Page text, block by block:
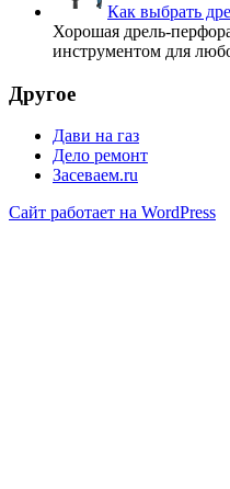
Как выбрать
Хорошая дрель-
инструментом для
Другое
Дави на газ
Дело ремонт
Засеваем.ru
Сайт работает на WordPress